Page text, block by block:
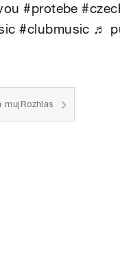
#protebe
#clubmusic ♬